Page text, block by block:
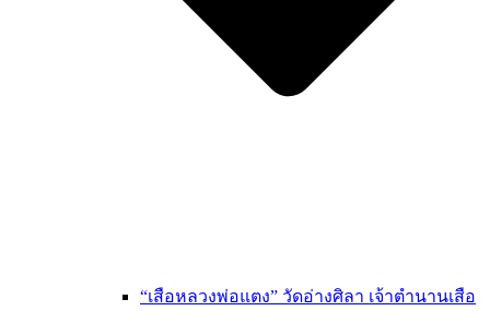
“เสือหลวงพ่อแตง” วัดอ่างศิลา เจ้าตำนานเสือ